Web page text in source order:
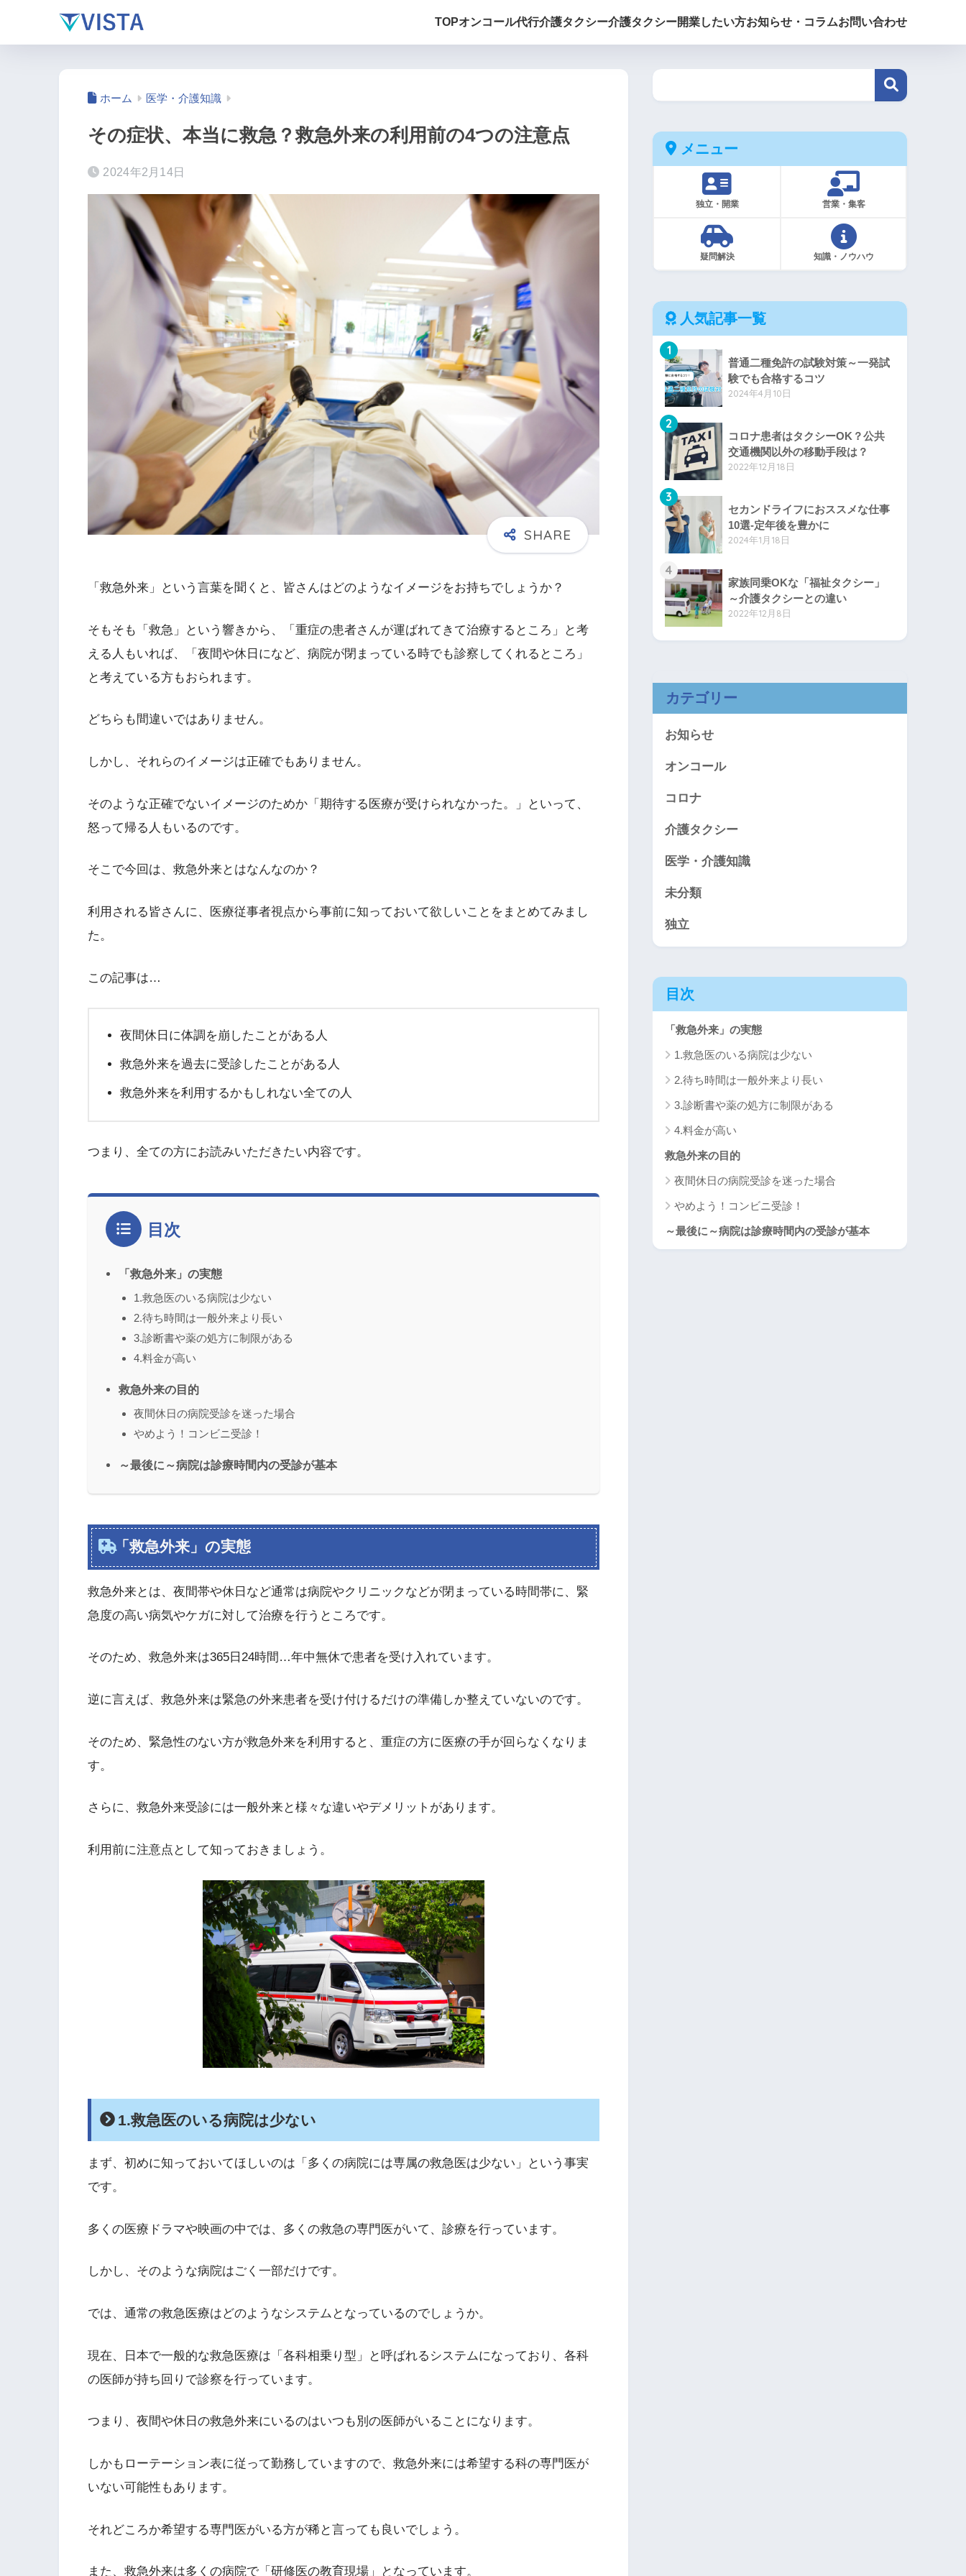
TOPオンコール代行介護タクシー介護タクシー開業したい方お知らせ・コラムお問い合わせ
ホーム 医学・介護知識
その症状、本当に救急？救急外来の利用前の4つの注意点
2024年2月14日
「救急外来」という言葉を聞くと、皆さんはどのようなイメージをお持ちでしょうか？
そもそも「救急」という響きから、「重症の患者さんが運ばれてきて治療するところ」と考
える人もいれば、「夜間や休日になど、病院が閉まっている時でも診察してくれるところ」
と考えている方もおられます。
どちらも間違いではありません。
しかし、それらのイメージは正確でもありません。
そのような正確でないイメージのためか「期待する医療が受けられなかった。」といって、
怒って帰る人もいるのです。
そこで今回は、救急外来とはなんなのか？
利用される皆さんに、医療従事者視点から事前に知っておいて欲しいことをまとめてみまし
た。
この記事は…
夜間休日に体調を崩したことがある人
救急外来を過去に受診したことがある人
救急外来を利用するかもしれない全ての人
つまり、全ての方にお読みいただきたい内容です。
目次
「救急外来」の実態
1.救急医のいる病院は少ない
2.待ち時間は一般外来より長い
3.診断書や薬の処方に制限がある
4.料金が高い
救急外来の目的
夜間休日の病院受診を迷った場合
やめよう！コンビニ受診！
～最後に～病院は診療時間内の受診が基本
「救急外来」の実態
救急外来とは、夜間帯や休日など通常は病院やクリニックなどが閉まっている時間帯に、緊
急度の高い病気やケガに対して治療を行うところです。
そのため、救急外来は365日24時間…年中無休で患者を受け入れています。
逆に言えば、救急外来は緊急の外来患者を受け付けるだけの準備しか整えていないのです。
そのため、緊急性のない方が救急外来を利用すると、重症の方に医療の手が回らなくなりま
す。
さらに、救急外来受診には一般外来と様々な違いやデメリットがあります。
利用前に注意点として知っておきましょう。
1.救急医のいる病院は少ない
まず、初めに知っておいてほしいのは「多くの病院には専属の救急医は少ない」という事実
です。
多くの医療ドラマや映画の中では、多くの救急の専門医がいて、診療を行っています。
しかし、そのような病院はごく一部だけです。
では、通常の救急医療はどのようなシステムとなっているのでしょうか。
現在、日本で一般的な救急医療は「各科相乗り型」と呼ばれるシステムになっており、各科
の医師が持ち回りで診察を行っています。
つまり、夜間や休日の救急外来にいるのはいつも別の医師がいることになります。
しかもローテーション表に従って勤務していますので、救急外来には希望する科の専門医が
いない可能性もあります。
それどころか希望する専門医がいる方が稀と言っても良いでしょう。
また、救急外来は多くの病院で「研修医の教育現場」となっています。
メニュー
独立・開業 営業・集客
疑問解決 知識・ノウハウ
人気記事一覧
1
普通二種免許の試験対策～一発試
験でも合格するコツ
2024年4月10日
2
コロナ患者はタクシーOK？公共
交通機関以外の移動手段は？
2022年12月18日
3
セカンドライフにおススメな仕事
10選-定年後を豊かに
2024年1月18日
4
家族同乗OKな「福祉タクシー」
～介護タクシーとの違い
2022年12月8日
カテゴリー
お知らせ
オンコール
コロナ
介護タクシー
医学・介護知識
未分類
独立
目次
「救急外来」の実態
1.救急医のいる病院は少ない
2.待ち時間は一般外来より長い
3.診断書や薬の処方に制限がある
4.料金が高い
救急外来の目的
夜間休日の病院受診を迷った場合
やめよう！コンビニ受診！
～最後に～病院は診療時間内の受診が基本